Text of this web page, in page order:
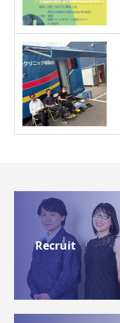
Recruit